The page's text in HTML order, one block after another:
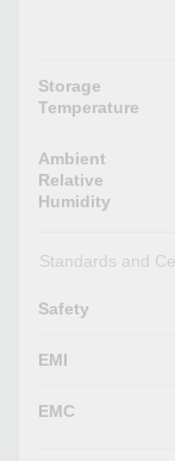
Storage
Temperature
Ambient
Relative
Humidity
Standards and
Safety
EMI
EMC